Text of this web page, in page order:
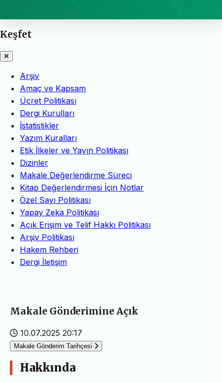
Keşfet
Arşiv
Amaç ve Kapsam
Ücret Politikası
Dergi Kurulları
İstatistikler
Yazım Kuralları
Etik İlkeler ve Yayın Politikası
Dizinler
Makale Değerlendirme Süreci
Kitap Değerlendirmesi İçin Notlar
Özel Sayı Politikası
Yapay Zeka Politikası
Açık Erişim ve Telif Hakkı Politikası
Arşiv Politikası
Hakem Rehberi
Dergi İletişim
Makale Gönderimine Açık
10.07.2025 20:17
Makale Gönderim Tarihçesi
Hakkında